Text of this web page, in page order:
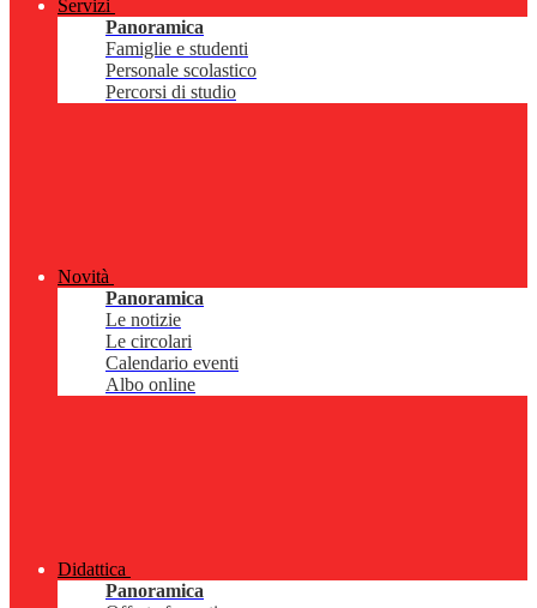
Servizi
Panoramica
Famiglie e studenti
Personale scolastico
Percorsi di studio
Novità
Panoramica
Le notizie
Le circolari
Calendario eventi
Albo online
Didattica
Panoramica